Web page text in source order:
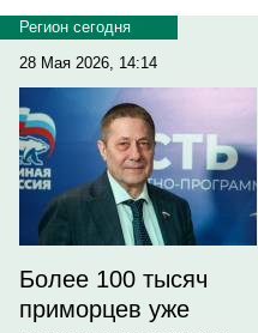
Регион сегодня
28 Мая 2026, 14:14
Более 100 тысяч
приморцев уже